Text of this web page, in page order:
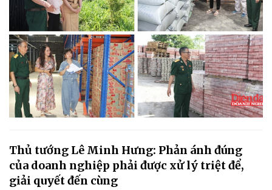
Thủ tướng Lê Minh Hưng: Phản ánh đúng
của doanh nghiệp phải được xử lý triệt để,
giải quyết đến cùng